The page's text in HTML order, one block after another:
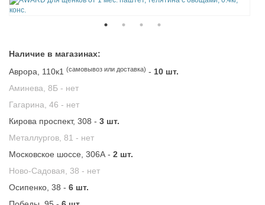
Наличие в магазинах:
Аврора, 110к1 (самовывоз или доставка) - 10 шт.
Аминева, 8Б - нет
Гагарина, 46 - нет
Кирова проспект, 308 - 3 шт.
Металлургов, 81 - нет
Московское шоссе, 306А - 2 шт.
Ново-Садовая, 38 - нет
Осипенко, 38 - 6 шт.